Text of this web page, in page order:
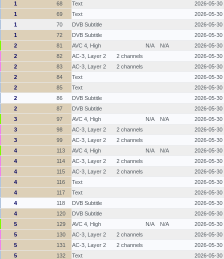
1
68 Text
2026-05-30
1
69 Text
2026-05-30
1
70 DVB Subtitle
2026-05-30
1
72 DVB Subtitle
2026-05-30
2
81 AVC 4, High N/A N/A
2026-05-30
2
82 AC-3, Layer 2 2 channels
2026-05-30
2
83 AC-3, Layer 2 2 channels
2026-05-30
2
84 Text
2026-05-30
2
85 Text
2026-05-30
2
86 DVB Subtitle
2026-05-30
2
87 DVB Subtitle
2026-05-30
3
97 AVC 4, High N/A N/A
2026-05-30
3
98 AC-3, Layer 2 2 channels
2026-05-30
3
99 AC-3, Layer 2 2 channels
2026-05-30
4
113 AVC 4, High N/A N/A
2026-05-30
4
114 AC-3, Layer 2 2 channels
2026-05-30
4
115 AC-3, Layer 2 2 channels
2026-05-30
4
116 Text
2026-05-30
4
117 Text
2026-05-30
4
118 DVB Subtitle
2026-05-30
4
120 DVB Subtitle
2026-05-30
5
129 AVC 4, High N/A N/A
2026-05-30
5
130 AC-3, Layer 2 2 channels
2026-05-30
5
131 AC-3, Layer 2 2 channels
2026-05-30
5
132 Text 2026-05-30